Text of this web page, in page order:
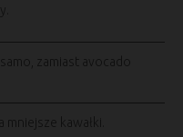
zamiast avocado
kawałki.